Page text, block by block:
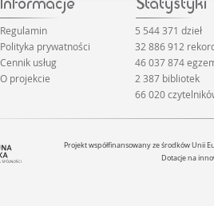
Regulamin
Polityka prywatności
Cennik usług
O projekcie
5 544 371 dzieł
32 886 912
46 037 874
2 387 bibliotek
66 020
Projekt współfinansowany ze środków Unii
Dotacje na